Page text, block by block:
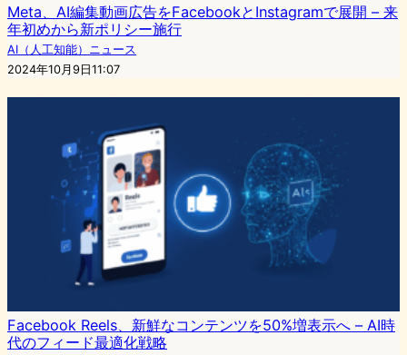
Meta、AI編集動画広告をFacebookとInstagramで展開 – 来
年初めから新ポリシー施行
AI（人工知能）ニュース
2024年10月9日11:07
Facebook Reels、新鮮なコンテンツを50%増表示へ – AI時
代のフィード最適化戦略